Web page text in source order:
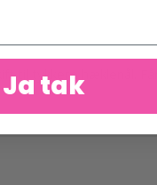
til tykkere hæklenål.
Ja tak